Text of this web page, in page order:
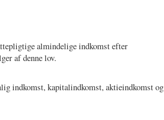
almindelige indkomst efter
af denne lov.
indkomst, kapitalindkomst, aktieindkomst og